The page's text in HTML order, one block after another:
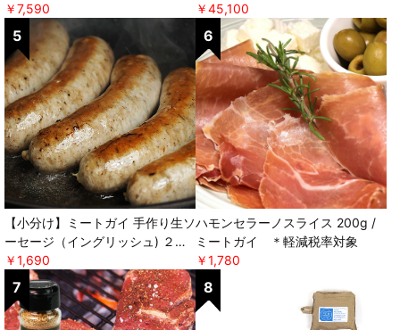
￥7,590
￥45,100
【小分け】ミートガイ 手作り生ソ
ーセージ（イングリッシュ) ２本
パック×２セット ＊軽減税率対
象 [ミートガイ]
￥1,690
ハモンセラーノスライス 200g /
ミートガイ ＊軽減税率対象
￥1,780